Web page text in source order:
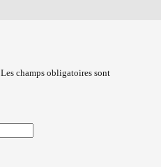
Les champs obligatoires sont